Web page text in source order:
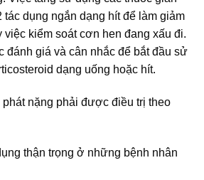
tác dụng ngắn dạng hít để làm giảm
việc kiểm soát cơn hen đang xấu đi.
đánh giá và cân nhắc để bắt đầu sử
dạng uống hoặc hít.
nặng phải được điều trị theo
thận trọng ở những bệnh nhân